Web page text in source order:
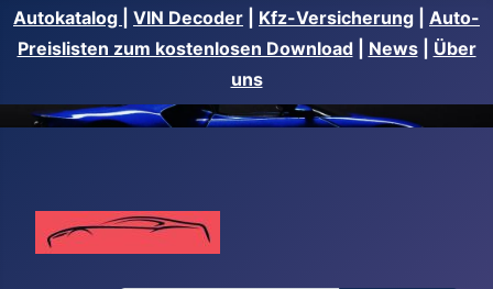
Autokatalog VIN Decoder Kfz-Versicherung
Auto-
Preislisten zum kostenlosen Download| News| Über
uns